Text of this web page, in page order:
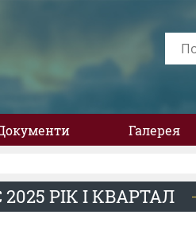
Галерея
РІК І КВАРТАЛ